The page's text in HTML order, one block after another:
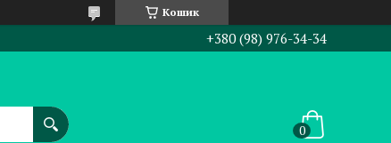
Кошик
+380 (98) 976-34-34